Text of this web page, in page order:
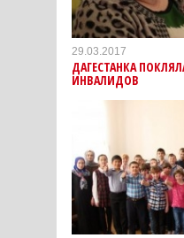
29.03.2017
ДАГЕСТАНКА
ИНВАЛИДОВ